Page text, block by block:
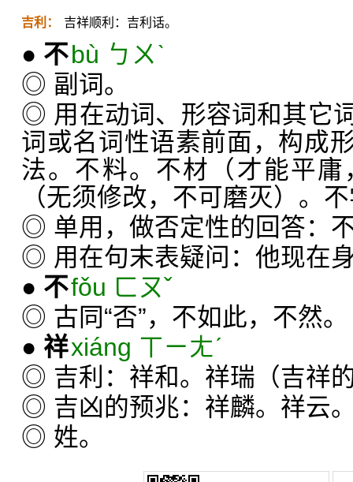
吉利： 吉祥顺利：吉利话。
● 不bù ㄅㄨˋ
◎ 副词。
◎ 用在动词、形容词和其它
词或名词性语素前面，构成
法。不料。不材（才能平
（无须修改，不可磨灭）。
◎ 单用，做否定性的回答：
◎ 用在句末表疑问：他现在
● 不fǒu ㄈㄡˇ
◎ 古同“否”，不如此，不然。
● 祥xiáng ㄒㄧㄤˊ
◎ 吉利：祥和。祥瑞（吉祥
◎ 吉凶的预兆：祥麟。祥云
◎ 姓。